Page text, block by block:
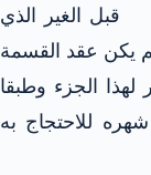
قبل الغير الذي
يكن عقد القسمة
الجزء وطبقا
شهره للاحتجاج به